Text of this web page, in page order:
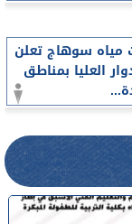
سوهاج تعلن
العليا بمناطق